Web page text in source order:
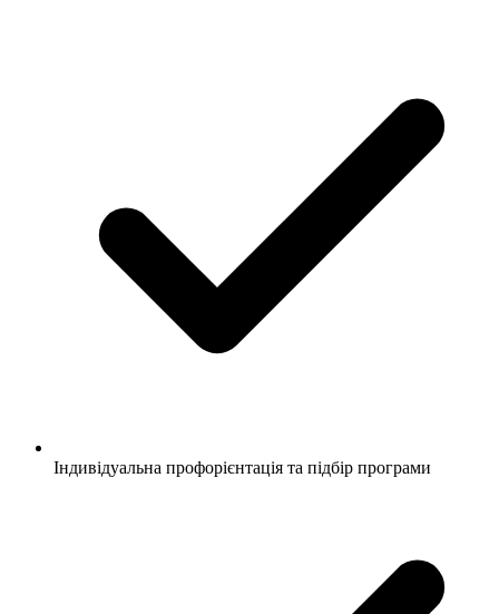
Індивідуальна профорієнтація та підбір програми